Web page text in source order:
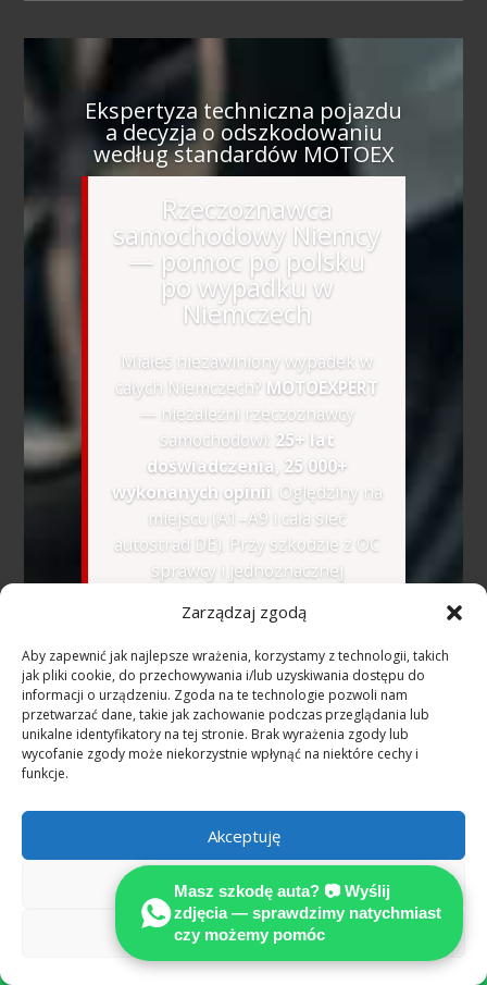
Zarządzaj zgodą
Aby zapewnić jak najlepsze wrażenia, korzystamy z technologii, takich
jak pliki cookie, do przechowywania i/lub uzyskiwania dostępu do
informacji o urządzeniu. Zgoda na te technologie pozwoli nam
przetwarzać dane, takie jak zachowanie podczas przeglądania lub
unikalne identyfikatory na tej stronie. Brak wyrażenia zgody lub
wycofanie zgody może niekorzystnie wpłynąć na niektóre cechy i
funkcje.
Akceptuję
Odmów
Zobacz preferencje
Ekspertyza techniczna pojazdu
a decyzja o odszkodowaniu
według standardów MOTOEX
Rzeczoznawca
samochodowy Niemcy
— pomoc po polsku
po wypadku w
Niemczech
Miałeś niezawiniony wypadek w
całych Niemczech? MOTOEXPERT
— niezależni rzeczoznawcy
samochodowi: 25+ lat
doświadczenia, 25 000+
wykonanych opinii . Oględziny na
miejscu (A1–A9 i cała sieć
autostrad DE). Przy szkodzie z OC
sprawcy i jednoznacznej
koszty rzeczoznawcy co do zasady
pokrywa ubezpieczyciel sprawcy
(§ 249 BGB).
🇺🇦Розмовляємо українською
— WhatsApp українською
WhatsApp — bezpłatna
wstępna ocena
Zrozum ekspertyzę techniczną pojazdu a

Masz szkodę auta? 📷 Wyślij
zdjęcia — sprawdzimy natychmiast
czy możemy pomóc